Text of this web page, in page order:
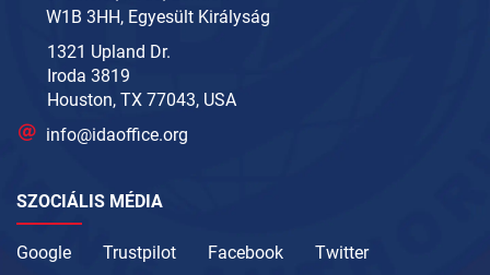
W1B 3HH, Egyesült Királyság
1321 Upland Dr.
Iroda 3819
Houston, TX 77043, USA
info@idaoffice.org
SZOCIÁLIS MÉDIA
Google Trustpilot Facebook
Twitter